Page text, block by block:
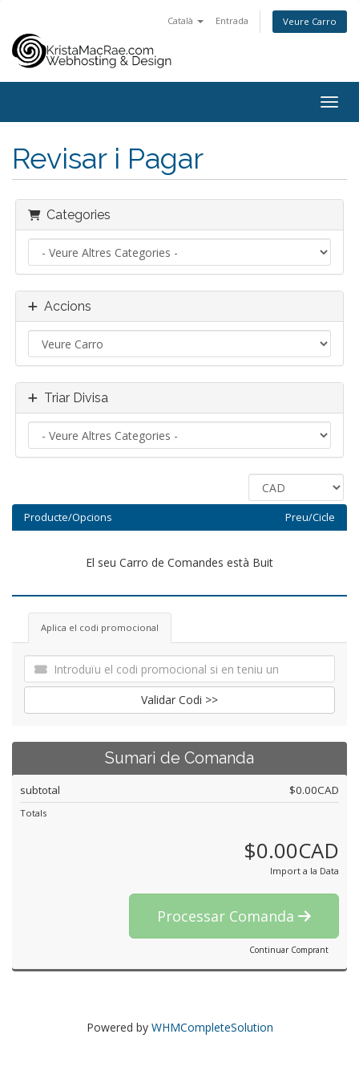
Català Entrada Veure Carro
Revisar i Pagar
Categories
Accions
Triar Divisa
Producte/Opcions Preu/Cicle
El seu Carro de Comandes està Buit
Aplica el codi promocional
Validar Codi >>
Sumari de Comanda
subtotal $0.00CAD
Totals
$0.00CAD
Import a la Data
Processar Comanda
Continuar Comprant
Powered by WHMCompleteSolution